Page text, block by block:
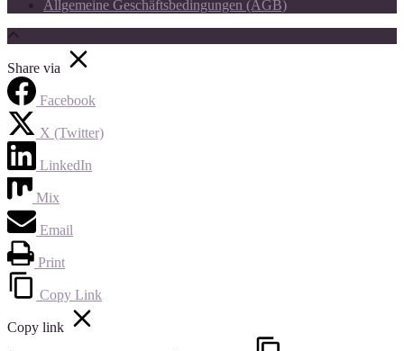
Allgemeine Geschäftsbedingungen (AGB)
Share via
Facebook
X (Twitter)
LinkedIn
Mix
Email
Print
Copy Link
Copy link